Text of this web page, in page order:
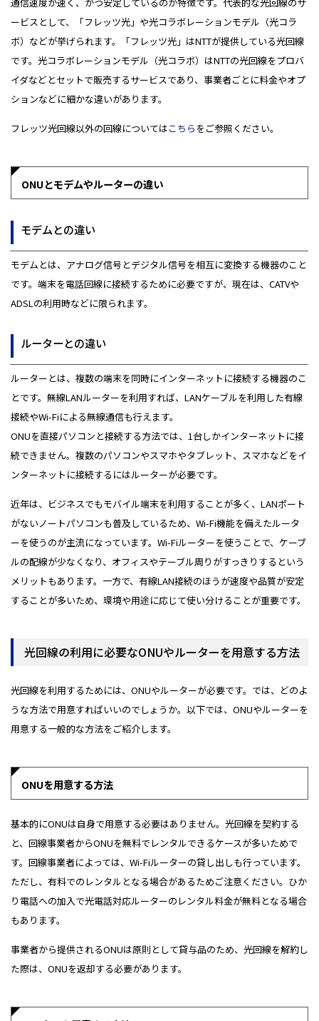
通信速度が速く、かつ安定しているのが特徴です。代表的な光回線のサ
ービスとして、「フレッツ光」や光コラボレーションモデル（光コラ
ボ）などが挙げられます。「フレッツ光」はNTTが提供している光回線
です。光コラボレーションモデル（光コラボ）はNTTの光回線をプロバ
イダなどとセットで販売するサービスであり、事業者ごとに料金やオプ
ションなどに細かな違いがあります。
フレッツ光回線以外の回線についてはこちらをご参照ください。
ONUとモデムやルーターの違い
モデムとの違い
モデムとは、アナログ信号とデジタル信号を相互に変換する機器のこと
です。端末を電話回線に接続するために必要ですが、現在は、CATVや
ADSLの利用時などに限られます。
ルーターとの違い
ルーターとは、複数の端末を同時にインターネットに接続する機器のこ
とです。無線LANルーターを利用すれば、LANケーブルを利用した有線
接続やWi-Fiによる無線通信も行えます。
ONUを直接パソコンと接続する方法では、1台しかインターネットに接
続できません。複数のパソコンやスマホやタブレット、スマホなどをイ
ンターネットに接続するにはルーターが必要です。
近年は、ビジネスでもモバイル端末を利用することが多く、LANポート
がないノートパソコンも普及しているため、Wi-Fi機能を備えたルータ
ーを使うのが主流になっています。Wi-Fiルーターを使うことで、ケーブ
ルの配線が少なくなり、オフィスやテーブル周りがすっきりするという
メリットもあります。一方で、有線LAN接続のほうが速度や品質が安定
することが多いため、環境や用途に応じて使い分けることが重要です。
光回線の利用に必要なONUやルーターを用意する方法
光回線を利用するためには、ONUやルーターが必要です。では、どのよ
うな方法で用意すればいいのでしょうか。以下では、ONUやルーターを
用意する一般的な方法をご紹介します。
ONUを用意する方法
基本的にONUは自身で用意する必要はありません。光回線を契約する
と、回線事業者からONUを無料でレンタルできるケースが多いためで
す。回線事業者によっては、Wi-Fiルーターの貸し出しも行っています。
ただし、有料でのレンタルとなる場合があるためご注意ください。ひか
り電話への加入で光電話対応ルーターのレンタル料金が無料となる場合
もあります。
事業者から提供されるONUは原則として貸与品のため、光回線を解約し
た際は、ONUを返却する必要があります。